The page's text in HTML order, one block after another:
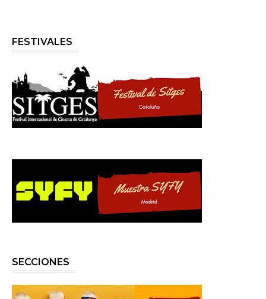
FESTIVALES
SECCIONES